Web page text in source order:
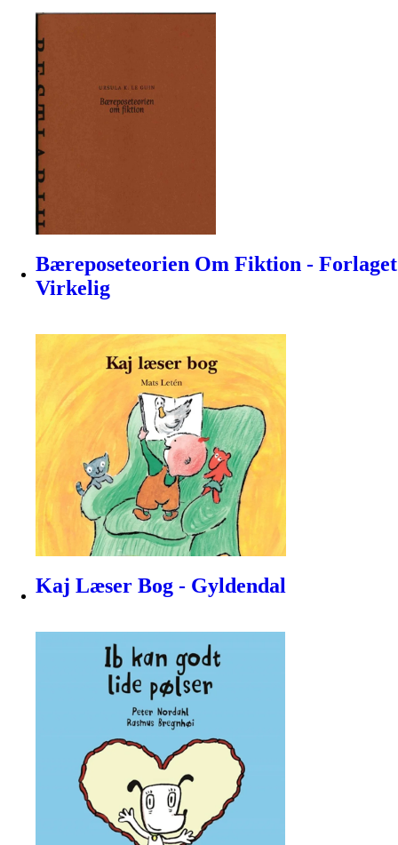
Bæreposeteorien Om Fiktion - Forlaget
Virkelig
Kaj Læser Bog - Gyldendal